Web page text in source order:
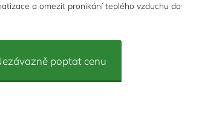
a omezit pronikání teplého vzduchu do
poptat cenu